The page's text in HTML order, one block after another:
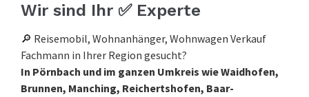
Wir sind Ihr ✅ Experte
🔎 Reisemobil, Wohnanhänger, Wohnwagen Verkauf
Fachmann in Ihrer Region gesucht?
In Pörnbach und im ganzen Umkreis wie Waidhofen,
Brunnen, Manching, Reichertshofen, Baar-